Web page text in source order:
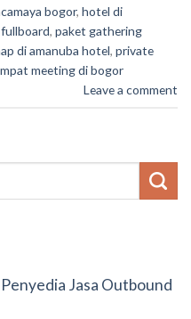
bogor, hotel di
, paket gathering
di amanuba hotel, private
meeting di bogor
Leave a comment
Jasa Outbound